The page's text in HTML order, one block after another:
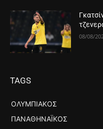
08/08/
TAGS
ΟΛΥΜΠΙΑΚΌΣ
ΠΑΝΑΘΗΝΑΪΚΌΣ